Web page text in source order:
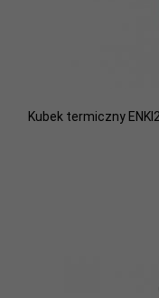
Kubek termiczny